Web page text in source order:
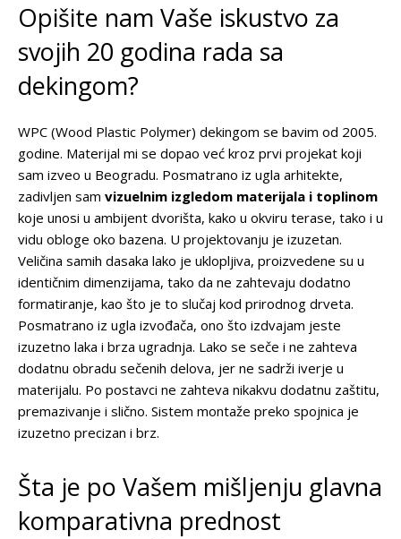
Opišite nam Vaše iskustvo za
svojih 20 godina rada sa
dekingom?
WPC (Wood Plastic Polymer) dekingom se bavim od 2005.
godine. Materijal mi se dopao već kroz prvi projekat koji
sam izveo u Beogradu. Posmatrano iz ugla arhitekte,
zadivljen sam vizuelnim izgledom materijala i toplinom
koje unosi u ambijent dvorišta, kako u okviru terase, tako i u
vidu obloge oko bazena. U projektovanju je izuzetan.
Veličina samih dasaka lako je uklopljiva, proizvedene su u
identičnim dimenzijama, tako da ne zahtevaju dodatno
formatiranje, kao što je to slučaj kod prirodnog drveta.
Posmatrano iz ugla izvođača, ono što izdvajam jeste
izuzetno laka i brza ugradnja. Lako se seče i ne zahteva
dodatnu obradu sečenih delova, jer ne sadrži iverje u
materijalu. Po postavci ne zahteva nikakvu dodatnu zaštitu,
premazivanje i slično. Sistem montaže preko spojnica je
izuzetno precizan i brz.
Šta je po Vašem mišljenju glavna
komparativna prednost